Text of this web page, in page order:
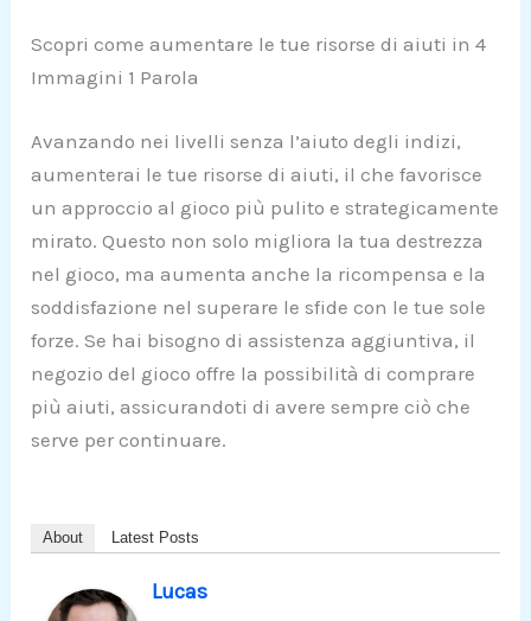
Scopri come aumentare le tue risorse di aiuti in 4
Immagini 1 Parola
Avanzando nei livelli senza l’aiuto degli indizi,
aumenterai le tue risorse di aiuti, il che favorisce
un approccio al gioco più pulito e strategicamente
mirato. Questo non solo migliora la tua destrezza
nel gioco, ma aumenta anche la ricompensa e la
soddisfazione nel superare le sfide con le tue sole
forze. Se hai bisogno di assistenza aggiuntiva, il
negozio del gioco offre la possibilità di comprare
più aiuti, assicurandoti di avere sempre ciò che
serve per continuare.
About Latest Posts
Lucas